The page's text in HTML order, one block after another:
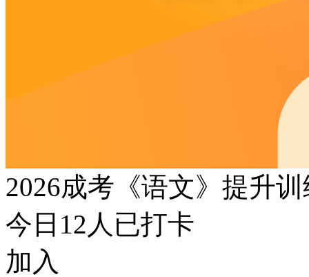
2026成考《语文》提升
今日 12 人已打卡
加入